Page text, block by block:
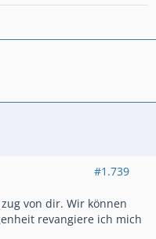
ein diebischer Waschbär
#1.739
von dir. Wir können
revangiere ich mich